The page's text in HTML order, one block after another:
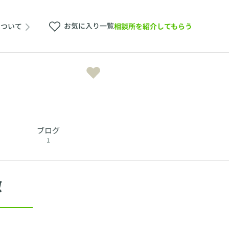
いて お気に入り一覧相談所を紹介してもらう
ブログ
1